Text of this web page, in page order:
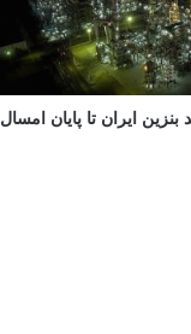
بنزین ایران تا پایان امسال